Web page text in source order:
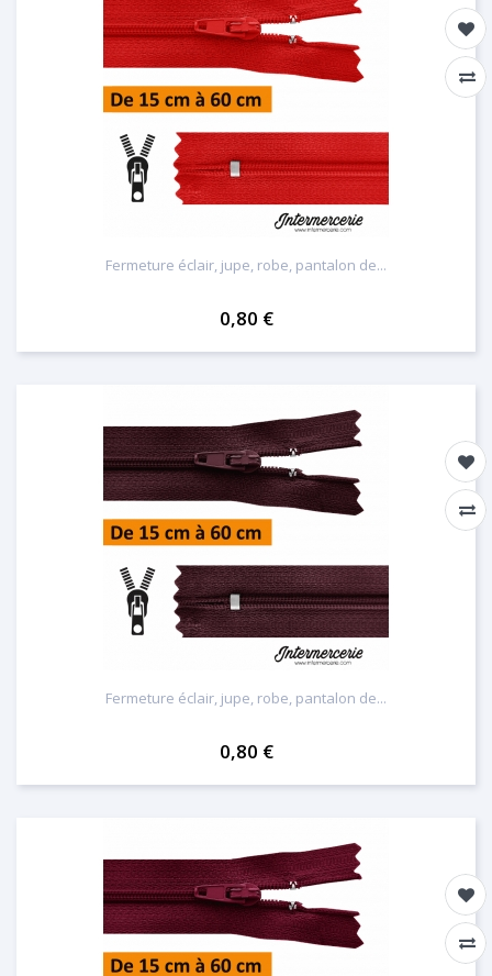
Fermeture éclair, jupe, robe, pantalon de...
0,80 €
Fermeture éclair, jupe, robe, pantalon de...
0,80 €